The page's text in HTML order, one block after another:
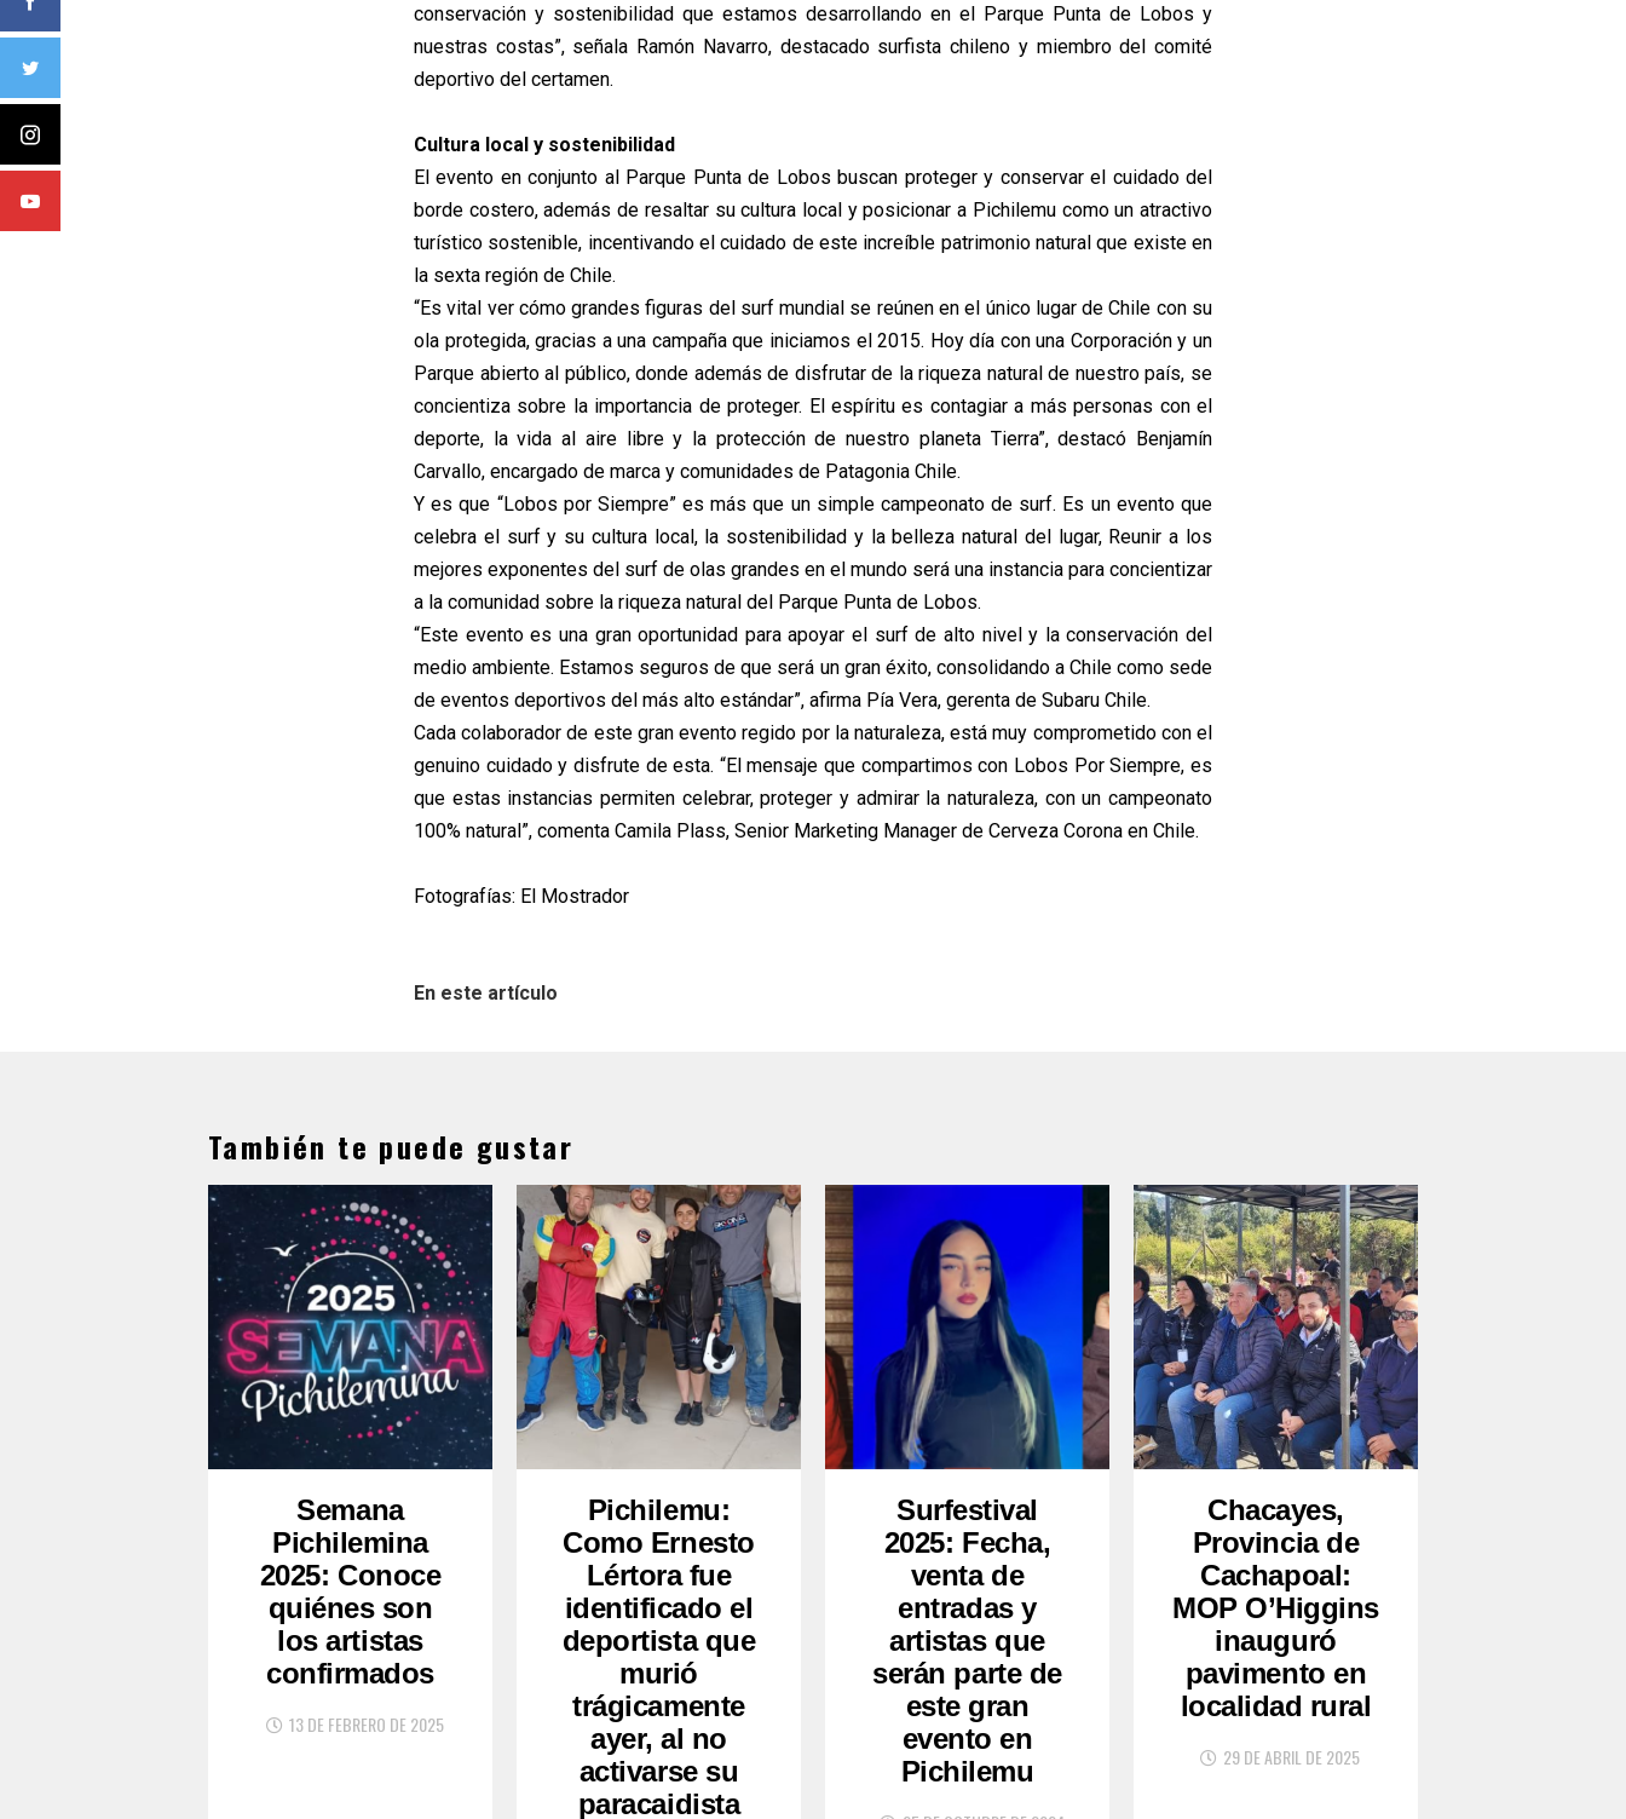
conservación y sostenibilidad que estamos desarrollando en el Parque Punta de Lobos y
nuestras costas”, señala Ramón Navarro, destacado surfista chileno y miembro del comité
deportivo del certamen.
Cultura local y sostenibilidad
El evento en conjunto al Parque Punta de Lobos buscan proteger y conservar el cuidado del
borde costero, además de resaltar su cultura local y posicionar a Pichilemu como un atractivo
turístico sostenible, incentivando el cuidado de este increíble patrimonio natural que existe en
la sexta región de Chile.
“Es vital ver cómo grandes figuras del surf mundial se reúnen en el único lugar de Chile con su
ola protegida, gracias a una campaña que iniciamos el 2015. Hoy día con una Corporación y un
Parque abierto al público, donde además de disfrutar de la riqueza natural de nuestro país, se
concientiza sobre la importancia de proteger. El espíritu es contagiar a más personas con el
deporte, la vida al aire libre y la protección de nuestro planeta Tierra”, destacó Benjamín
Carvallo, encargado de marca y comunidades de Patagonia Chile.
Y es que “Lobos por Siempre” es más que un simple campeonato de surf. Es un evento que
celebra el surf y su cultura local, la sostenibilidad y la belleza natural del lugar, Reunir a los
mejores exponentes del surf de olas grandes en el mundo será una instancia para concientizar
a la comunidad sobre la riqueza natural del Parque Punta de Lobos.
“Este evento es una gran oportunidad para apoyar el surf de alto nivel y la conservación del
medio ambiente. Estamos seguros de que será un gran éxito, consolidando a Chile como sede
de eventos deportivos del más alto estándar”, afirma Pía Vera, gerenta de Subaru Chile.
Cada colaborador de este gran evento regido por la naturaleza, está muy comprometido con el
genuino cuidado y disfrute de esta. “El mensaje que compartimos con Lobos Por Siempre, es
que estas instancias permiten celebrar, proteger y admirar la naturaleza, con un campeonato
100% natural”, comenta Camila Plass, Senior Marketing Manager de Cerveza Corona en Chile.
Fotografías: El Mostrador
En este artículo
También te puede gustar
Semana
Pichilemina
2025: Conoce
quiénes son
los artistas
confirmados
13 DE FEBRERO DE 2025
Pichilemu:
Como Ernesto
Lértora fue
identificado el
deportista que
murió
trágicamente
ayer, al no
activarse su
paracaidista
Surfestival
2025: Fecha,
venta de
entradas y
artistas que
serán parte de
este gran
evento en
Pichilemu
Chacayes,
Provincia de
Cachapoal:
MOP O’Higgins
inauguró
pavimento en
localidad rural
29 DE ABRIL DE 2025